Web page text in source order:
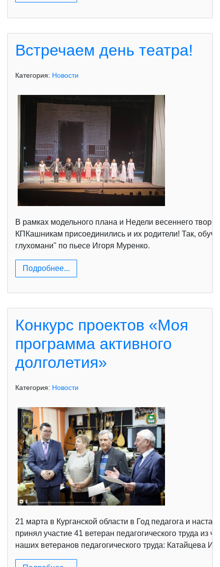
Встречаем день театра!
Категория: Новости
В рамках модельного плана и Недели весеннего
КПКашникам присоединились и их родители! Так,
глухомани" по пьесе Игоря Муренко.
Подробнее...
Конкурс проектов «Моя
программа активного
долголетия»
Категория: Новости
21 марта в Курганской области в Год педагога и
принял участие 41 ветеран педагогического труда
наших ветеранов педагогического труда: Катайцева